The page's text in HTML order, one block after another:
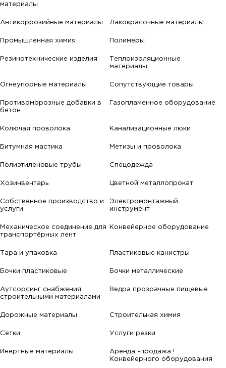
материалы
Антикоррозийные материалы Лакокрасочные материалы
Промышленная химия Полимеры
Резинотехнические изделия
Теплоизоляционные
материалы
Огнеупорные материалы Сопутствующие товары
Противоморозные добавки в
бетон
Газопламенное оборудование
Колючая проволока Канализационные люки
Битумная мастика Метизы и проволока
Полиэтиленовые трубы Спецодежда
Хозинвентарь Цветной металлопрокат
Собственное производство и
услуги
Электромонтажный
инструмент
Механическое соединение для
транспортёрных лент
Конвейерное оборудование
Тара и упаковка Пластиковые канистры
Бочки пластиковые Бочки металлические
Аутсорсинг снабжения
строительными материалами
Ведра прозрачные пищевые
Дорожные материалы Строительная химия
Сетки Услуги резки
Инертные материалы
Аренда -продажа !
Конвейерного оборудования